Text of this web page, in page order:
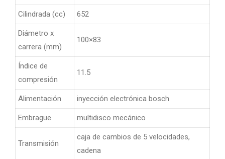
Cilindrada (cc) 652
Diámetro x
carrera (mm)
100×83
Índice de
compresión
11.5
Alimentación inyección electrónica bosch
Embrague multidisco mecánico
Transmisión
caja de cambios de 5 velocidades,
cadena